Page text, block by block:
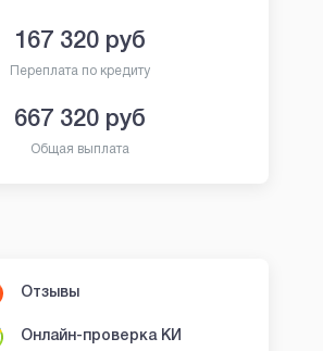
167 320руб
Переплата по кредиту
667 320руб
Общая выплата
Отзывы
Онлайн-проверка КИ